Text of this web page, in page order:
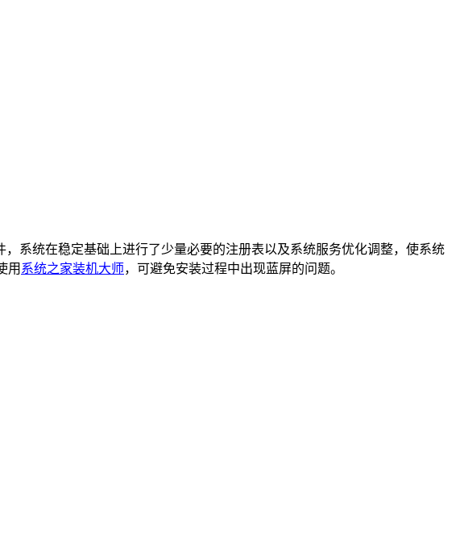
系统在稳定基础上进行了少量必要的注册表以及系统服务优化调整，使系统
用 系统之家装机大师，可避免安装过程中出现蓝屏的问题。